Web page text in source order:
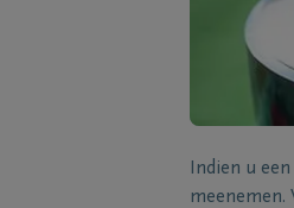
Indien u
meenemen.